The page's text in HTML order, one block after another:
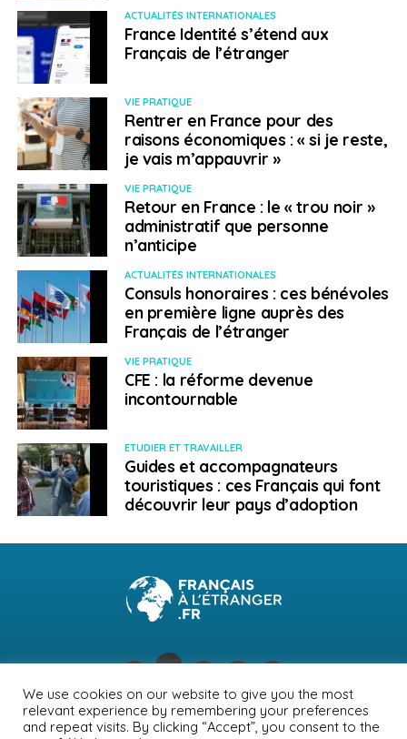
Corentin Poirier-Martinet – San Francisco
Littérature
Julia Bourdet – Chicago & San Francisco
Diaty Diallo – Atlanta, Chicago, Détroit, Memphis,
Miami, La Nouvelle-Orléans & New York City
Pierre-Emmanuel Lyet – New York
Céline Minard – Los Angeles
Karim Oyarzabal – Houston
Anne Pauly – Itinérance en suivant les
Appalaches
Marine Schneider – Bâton Rouge, Lafayette & La
Nouvelle-Orléans
Métiers d’art et Design
Joseph Arzoumanov-Dhedin – Boston
Jean-Marc Bullet – New York
Garance Maurer – San Francisco
Musée & Patrimoine
Wambui Kamiru Collymore – Boston, Détroit &
Washington DC
ACTUALITÉS INTERNATIONALES
France Identité s’étend aux
Français de l’étranger
VIE PRATIQUE
Rentrer en France pour des
raisons économiques : « si je reste,
je vais m’appauvrir »
VIE PRATIQUE
Retour en France : le « trou noir »
administratif que personne
n’anticipe
ACTUALITÉS INTERNATIONALES
Consuls honoraires : ces bénévoles
en première ligne auprès des
Français de l’étranger
VIE PRATIQUE
CFE : la réforme devenue
incontournable
ETUDIER ET TRAVAILLER
Guides et accompagnateurs
touristiques : ces Français qui font
découvrir leur pays d’adoption
NEWSLETTER PUBLICITÉ CONTACTS MENTIONS LÉGALES
We use cookies on our website to give you the most
relevant experience by remembering your preferences
and repeat visits. By clicking “Accept”, you consent to the